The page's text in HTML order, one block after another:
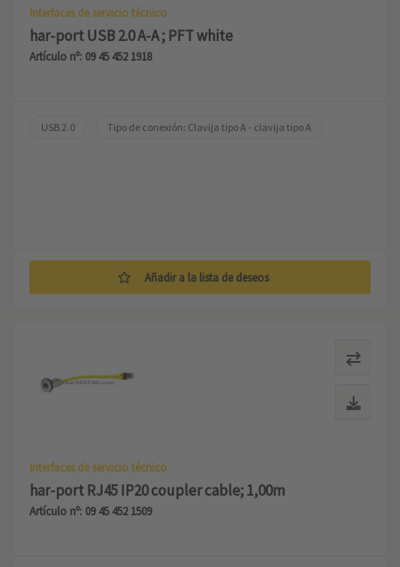
Interfaces de servicio técnico
har-port USB 2.0 A-A ; PFT white
Artículo nº: 09 45 452 1918
USB 2.0 Tipo de conexión: Clavija tipo A - clavija tipo A
Añadir a la lista de deseos
Interfaces de servicio técnico
har-port RJ45 IP20 coupler cable; 1,00m
Artículo nº: 09 45 452 1509